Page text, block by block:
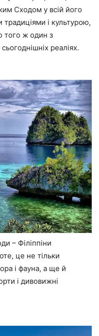
Сходом у всій його
традиціями і культурою,
того ж один з
реаліях.
– Філіппіни
це не тільки
і фауна, а ще й
і дивовижні